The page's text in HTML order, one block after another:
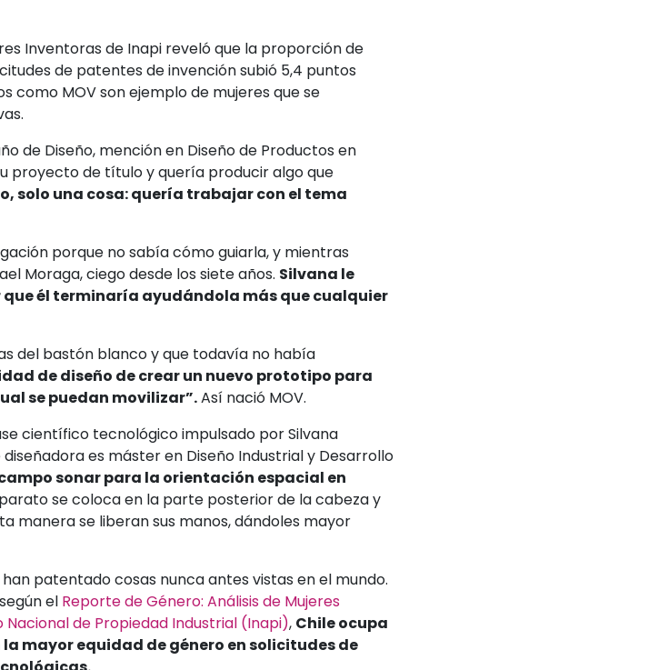
Inventoras de Inapi reveló que la proporción de
de patentes de invención subió 5,4 puntos
como MOV son ejemplo de mujeres que se
de Diseño, mención en Diseño de Productos en
proyecto de título y quería producir algo que
solo una cosa: quería trabajar con el tema
porque no sabía cómo guiarla, y mientras
Moraga, ciego desde los siete años. Silvana le
él terminaría ayudándola más que cualquier
del bastón blanco y que todavía no había
de diseño de crear un nuevo prototipo para
se puedan movilizar”.Así nació MOV.
científico tecnológico impulsado por Silvana
es máster en Diseño Industrial y Desarrollo
sonar para la orientación espacial en
se coloca en la parte posterior de la cabeza y
manera se liberan sus manos, dándoles mayor
patentado cosas nunca antes vistas en el mundo.
el Reporte de Género: Análisis de Mujeres
Nacional de Propiedad Industrial (Inapi), Chile ocupa
mayor equidad de género en solicitudes de